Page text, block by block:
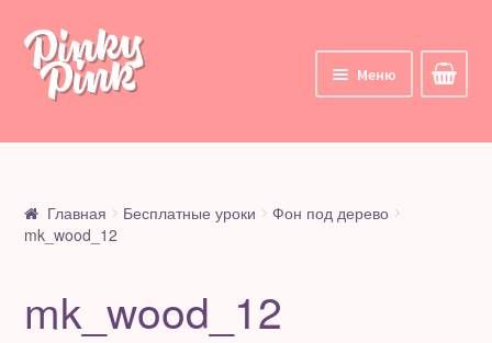
Перейти
навигации
Перейти
содержимому
Меню
Главная
Курсы
Все курсы
Главная Бесплатные уроки
Фон под дерево
mk_wood_12
mk_wood_12